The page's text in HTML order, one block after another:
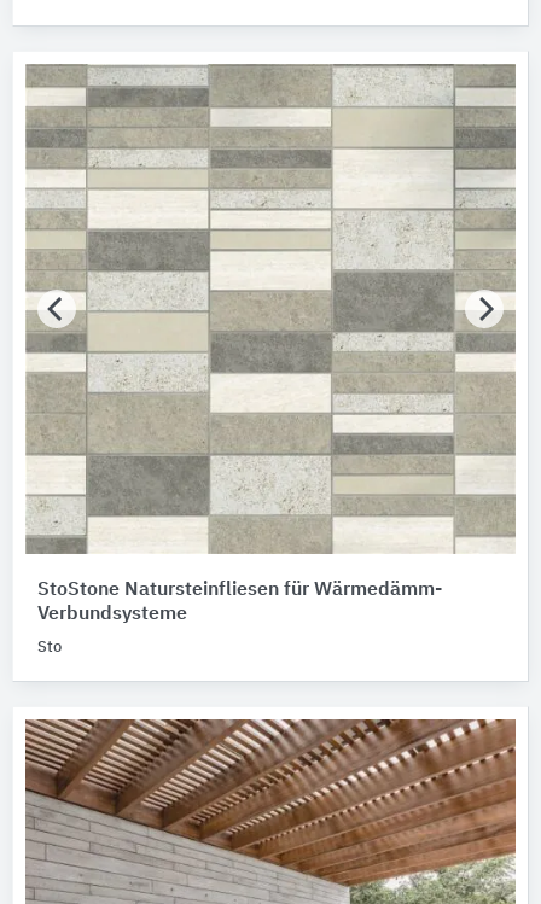
StoStone Natursteinfliesen für Wärmedämm-
Verbundsysteme
Sto